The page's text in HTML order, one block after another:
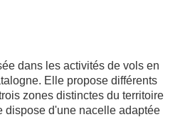
dans les activités de vols en
Elle propose différents
zones distinctes du territoire
dispose d'une nacelle adaptée